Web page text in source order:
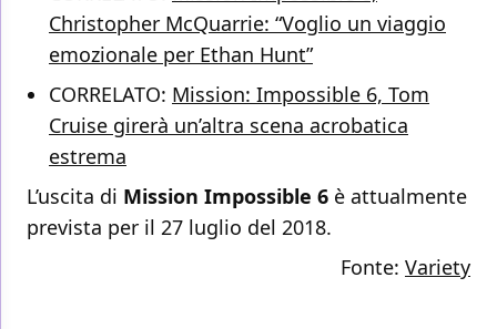
Christopher McQuarrie: “Voglio un viaggio
emozionale per Ethan Hunt”
CORRELATO: Mission: Impossible 6, Tom
Cruise girerà un’altra scena acrobatica
estrema
L’uscita di Mission Impossible 6 è attualmente
prevista per il 27 luglio del 2018.
Fonte: Variety